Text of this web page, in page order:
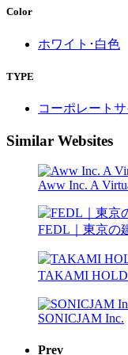
Color
ホワイト･白色
TYPE
コーポレートサ
Similar Websites
Aww Inc. A
FEDL｜東京の
TAKAMI
SONICJAM Inc.
Prev